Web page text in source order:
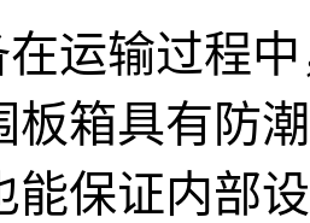
在运输过程
板箱具有防
能保证内部